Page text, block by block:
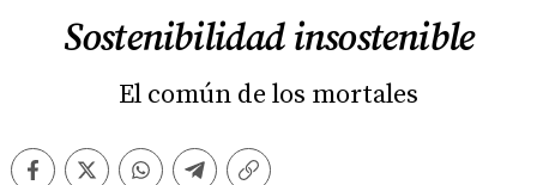
Sostenibilidad insostenible
El común de los mortales
FacebookTwitterWhatsappTelegramCopiar